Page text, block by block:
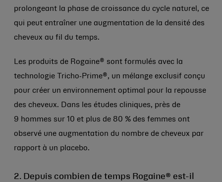
prolongeant la phase de croissance du cycle naturel, ce
qui peut entraîner une augmentation de la densité des
cheveux au fil du temps.
Les produits de Rogaine® sont formulés avec la
technologie Tricho‐Prime®, un mélange exclusif conçu
pour créer un environnement optimal pour la repousse
des cheveux. Dans les études cliniques, près de
9 hommes sur 10 et plus de 80 % des femmes ont
observé une augmentation du nombre de cheveux par
rapport à un placebo.
2. Depuis combien de temps Rogaine® est-il